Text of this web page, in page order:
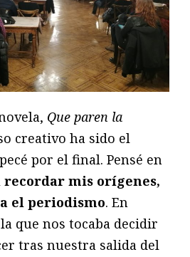
Que paren la
creativo ha sido el
por el final. Pensé en
recordar mis orígenes,
el periodismo. En
que nos tocaba decidir
tras nuestra salida del